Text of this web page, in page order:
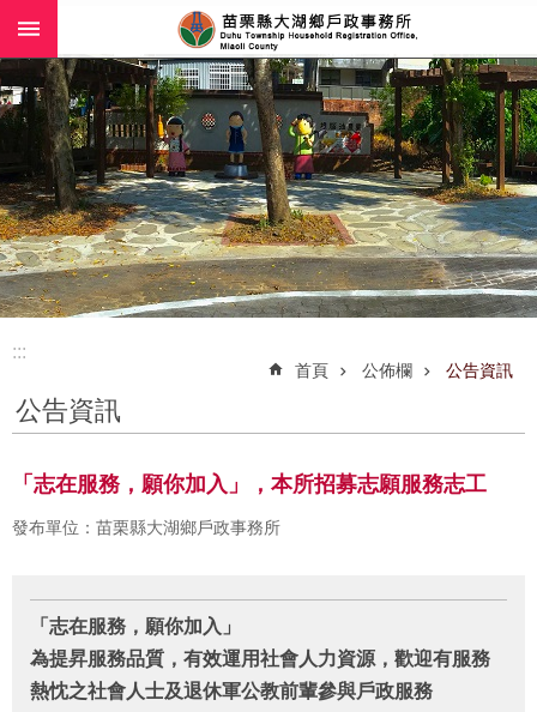
跳到主要內容區塊
:::
首頁 公佈欄 公告資訊
公告資訊
「志在服務，願你加入」，本所招募志願服務志工
發布單位：苗栗縣大湖鄉戶政事務所
「志在服務，願你加入」
為提昇服務品質，有效運用社會人力資源，歡迎有服務
熱忱之社會人士及退休軍公教前輩參與戶政服務